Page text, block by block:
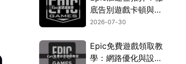
底告別遊戲卡頓與延
遲的優化攻略！
2026-07-30
Epic免費遊戲領取教
學：網路優化與設定